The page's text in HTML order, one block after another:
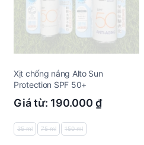
Xịt chống nắng Alto Sun
Protection SPF 50+
Giá từ: 190.000 ₫
35 ml 75 ml 150 ml